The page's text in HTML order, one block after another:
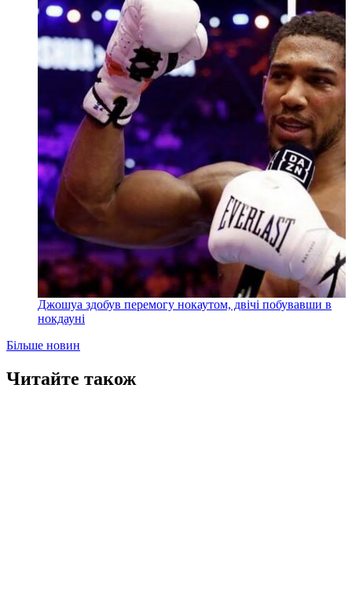
Джошуа здобув перемогу нокаутом, двічі побувавши в
нокдауні
Більше новин
Читайте також